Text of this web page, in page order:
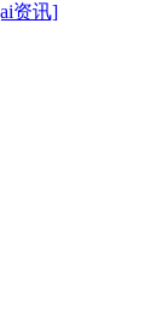
资讯]